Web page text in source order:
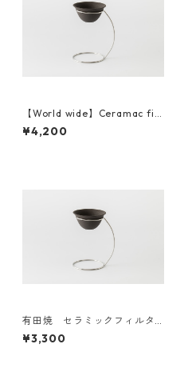
【World wide】Ceramac filt
er ＆Stand Set 海外発送
¥4,200
有田焼 セラミックフィルタ
ー＆スタンドセット Japan do
mestic
¥3,300